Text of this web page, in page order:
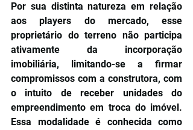
Por sua distinta natureza em relação
aos players do mercado, esse
proprietário do terreno não participa
ativamente da incorporação
imobiliária, limitando-se a firmar
compromissos com a construtora, com
o intuito de receber unidades do
empreendimento em troca do imóvel.
Essa modalidade é conhecida como